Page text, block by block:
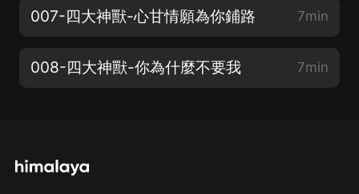
007-四大神獸-心甘情願為你鋪路 7min
008-四大神獸-你為什麼不要我 7min